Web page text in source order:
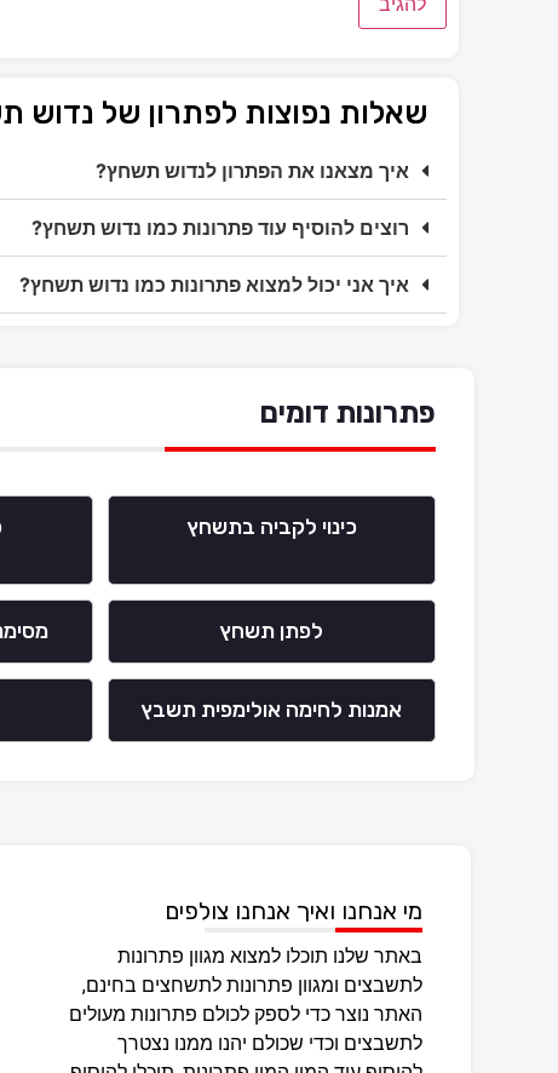
שאלות נפוצות לפתרון של
איך מצאנו את הפתרון לנדוש תשחץ?
רוצים להוסיף עוד פתרונות כמו נדוש תשחץ?
איך אני יכול למצוא פתרונות כמו נדוש תשחץ?
פתרונות דומים
כינוי לקביה בתשחץ
לפתן תשחץ
אמנות לחימה אולימפית תשבץ
מי אנחנו ואיך אנחנו צולפים
באתר שלנו תוכלו למצוא מגוון פתרונות
לתשבצים ומגוון פתרונות לתשחצים בחינם,
האתר נוצר כדי לספק לכולם פתרונות מעולים
לתשבצים וכדי שכולם יהנו ממנו נצטרך